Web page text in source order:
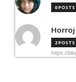
0 POSTS
Horroj
2 POSTS
https://